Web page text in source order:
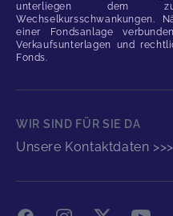
unterliegen dem
Wechselkursschwankungen.
einer Fondsanlage
Verkaufsunterlagen und
Fonds.
WIR SIND FÜR SIE DA
Unsere Kontaktdaten >>>